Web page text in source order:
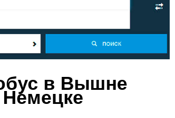
в Вышне
Немецке